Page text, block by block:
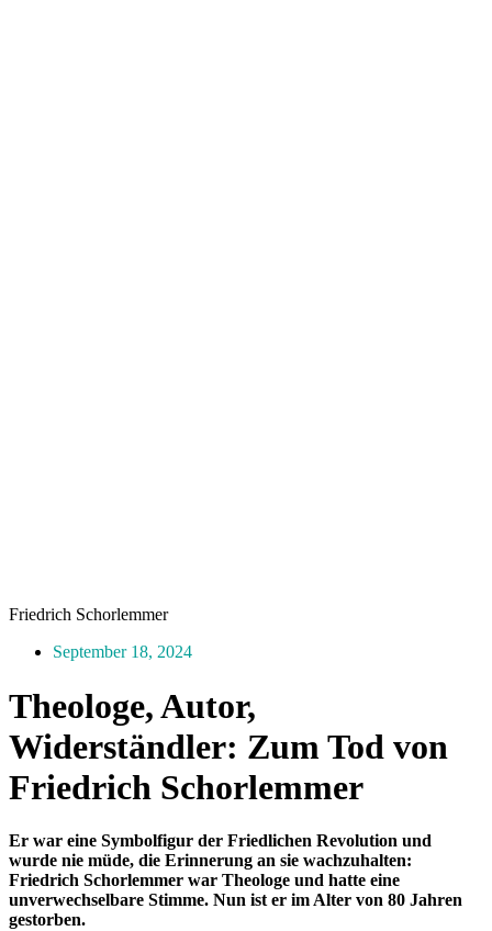
Friedrich Schorlemmer
September 18, 2024
Theologe, Autor,
Widerständler: Zum Tod von
Friedrich Schorlemmer
Er war eine Symbolfigur der Friedlichen Revolution und
wurde nie müde, die Erinnerung an sie wachzuhalten:
Friedrich Schorlemmer war Theologe und hatte eine
unverwechselbare Stimme. Nun ist er im Alter von 80 Jahren
gestorben.